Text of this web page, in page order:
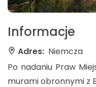
Informacje
Adres: Niemcza
Po nadaniu Praw
murami obronnymi z